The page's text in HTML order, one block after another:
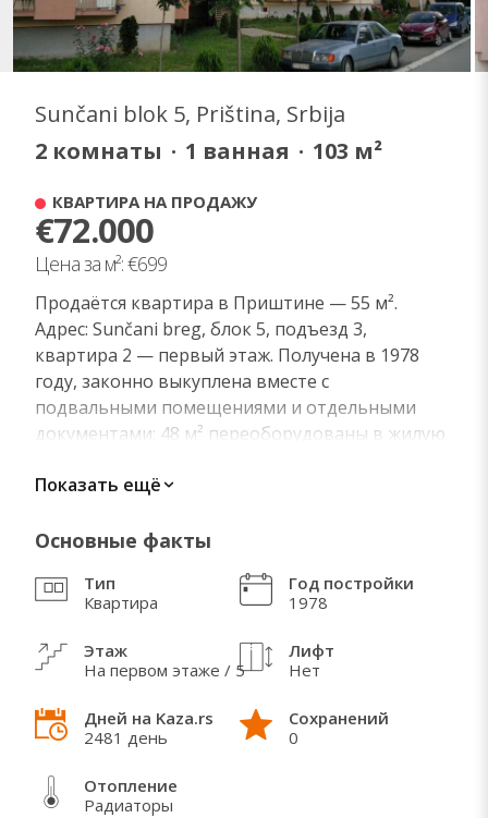
Sunčani blok 5, Priština, Srbija
2 комнаты · 1 ванная · 103 м²
КВАРТИРА НА ПРОДАЖУ
€72.000
Цена за м²: €699
Продаётся квартира в Приштине — 55 м².
Адрес: Sunčani breg, блок 5, подъезд 3,
квартира 2 — первый этаж. Получена в 1978
году, законно выкуплена вместе с
подвальными помещениями и отдельными
документами; 48 м² переоборудованы в жилую
счётчиком электроэнергии и центральным
лет сдаётся в аренду, оплата поступает через
Возможен обмен на Загреб — квадрат на
квадрат, аналогичное расположение в 2 км от
центра города!
Квартира выкуплена и является частной
ЧТО МНЕ НРАВИТСЯ В ЭТОЙ НЕДВИЖИМОСТИ
Показать ещё
Основные факты
Тип
Квартира
Этаж
На первом этаже / 5
Дней на Kaza.rs
2481 день
Год постройки
1978
Лифт
Нет
Сохранений
0
Отопление
Радиаторы